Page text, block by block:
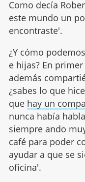
Como decía
este mundo un
encontraste'.
¿Y cómo
e hijas? En
además
¿sabes lo que
que hay un
nunca había
siempre ando
café para poder
ayudar a que se
oficina'.